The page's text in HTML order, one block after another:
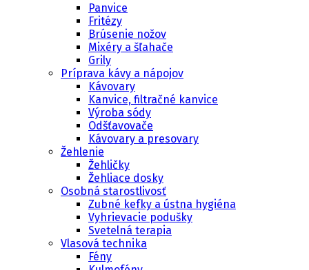
Panvice
Fritézy
Brúsenie nožov
Mixéry a šľahače
Grily
Príprava kávy a nápojov
Kávovary
Kanvice, filtračné kanvice
Výroba sódy
Odšťavovače
Kávovary a presovary
Žehlenie
Žehličky
Žehliace dosky
Osobná starostlivosť
Zubné kefky a ústna hygiéna
Vyhrievacie podušky
Svetelná terapia
Vlasová technika
Fény